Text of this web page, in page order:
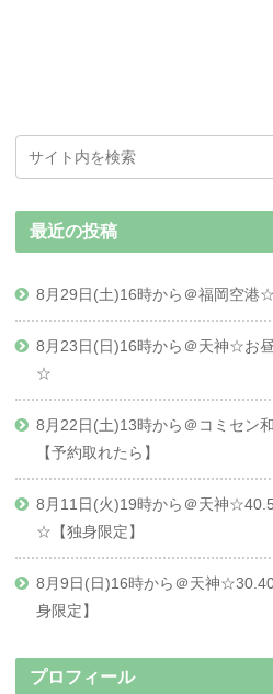
最近の投稿
8月29日(土)16時から＠福岡空
8月23日(日)16時から＠天神☆お
☆
8月22日(土)13時から＠コミセン
【予約取れたら】
8月11日(火)19時から＠天神
☆【独身限定】
8月9日(日)16時から＠天神
身限定】
プロフィール